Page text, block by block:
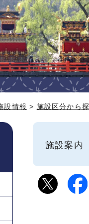
設情報 > 施設区分から
施設案内